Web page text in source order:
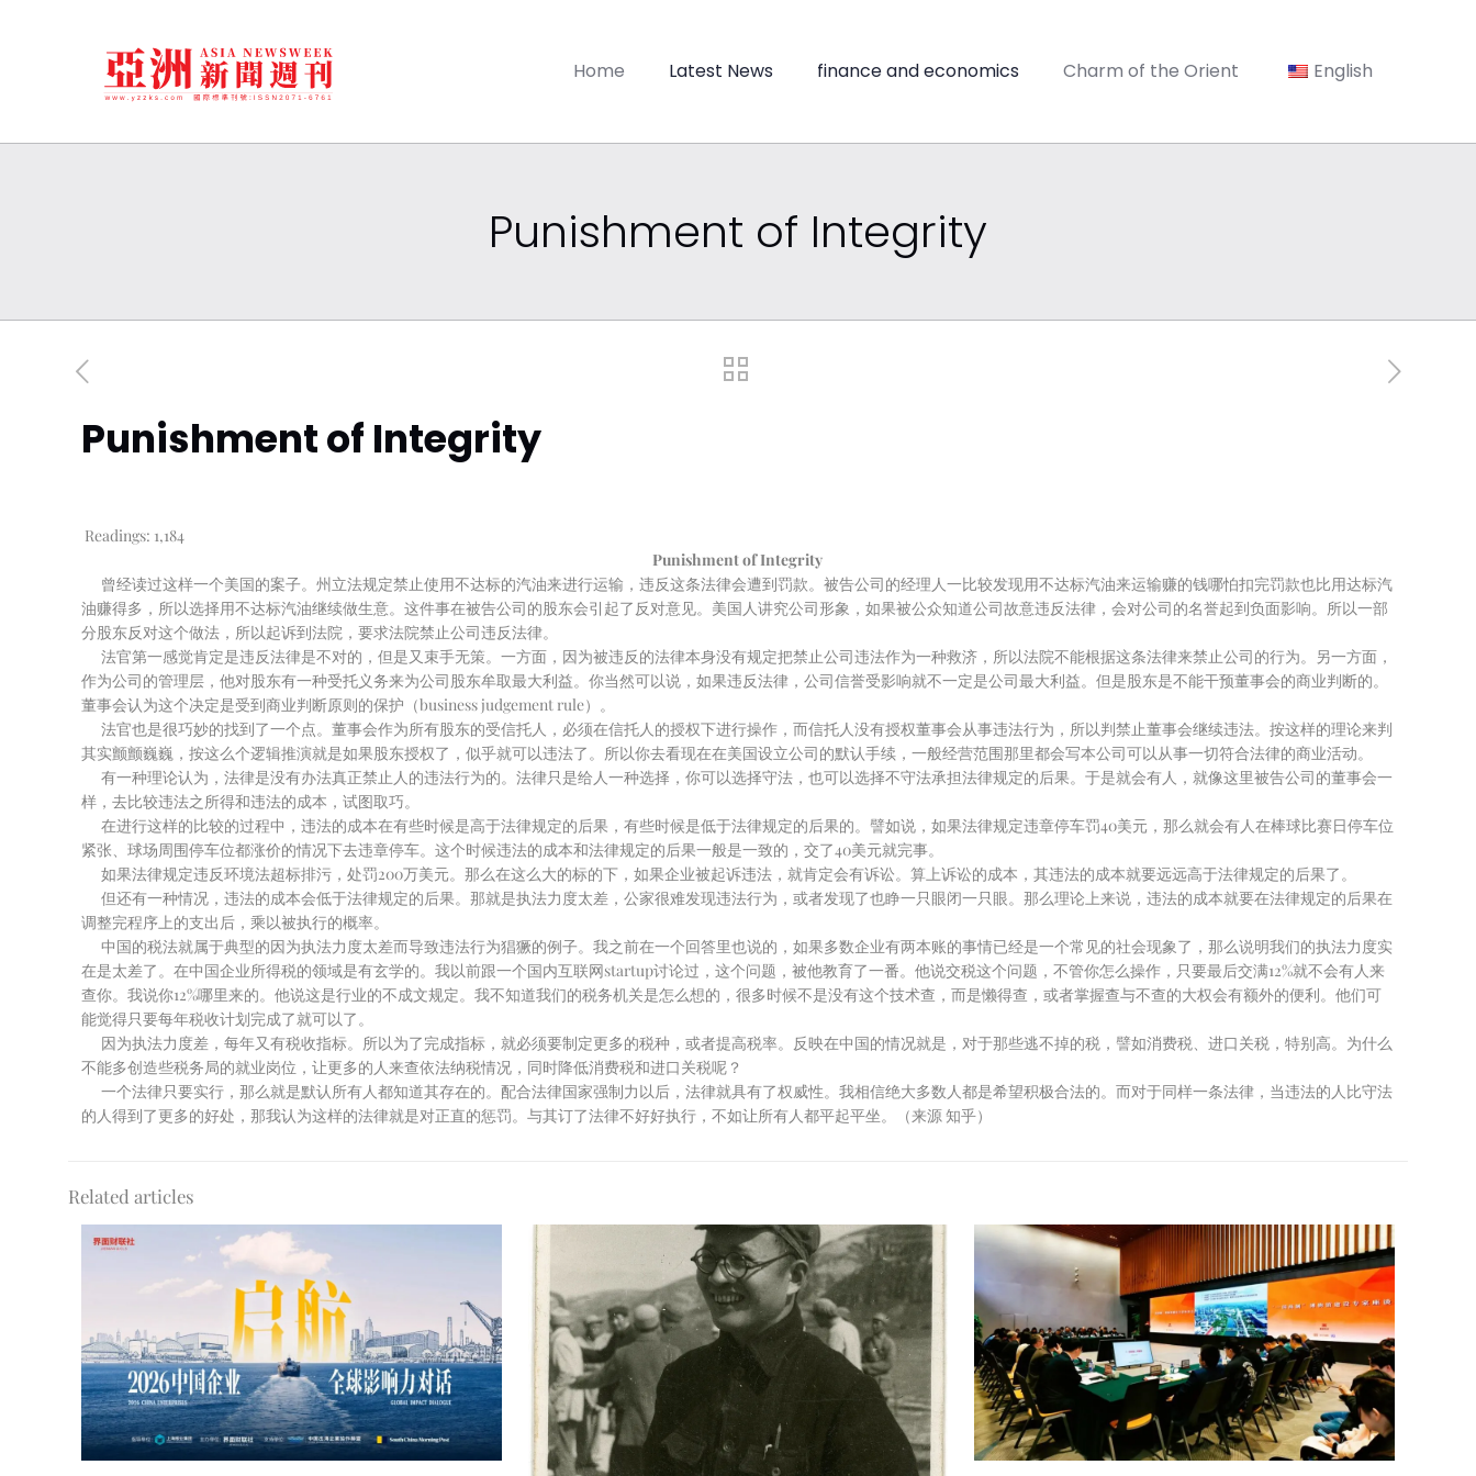
Home Latest News finance and economics Charm of the Orient English
Punishment of Integrity
Punishment of Integrity
Readings: 1,184
Punishment of Integrity
曾经读过这样一个美国的案子。州立法规定禁止使用不达标的汽油来进行运输，违反这条法律会遭到罚款。被告公司的经理人一比较发现用不达标汽油来运输赚的钱哪怕扣完罚款也比用达标汽
油赚得多，所以选择用不达标汽油继续做生意。这件事在被告公司的股东会引起了反对意见。美国人讲究公司形象，如果被公众知道公司故意违反法律，会对公司的名誉起到负面影响。所以一部
分股东反对这个做法，所以起诉到法院，要求法院禁止公司违反法律。
法官第一感觉肯定是违反法律是不对的，但是又束手无策。一方面，因为被违反的法律本身没有规定把禁止公司违法作为一种救济，所以法院不能根据这条法律来禁止公司的行为。另一方面，
作为公司的管理层，他对股东有一种受托义务来为公司股东牟取最大利益。你当然可以说，如果违反法律，公司信誉受影响就不一定是公司最大利益。但是股东是不能干预董事会的商业判断的。
董事会认为这个决定是受到商业判断原则的保护（business judgement rule）。
法官也是很巧妙的找到了一个点。董事会作为所有股东的受信托人，必须在信托人的授权下进行操作，而信托人没有授权董事会从事违法行为，所以判禁止董事会继续违法。按这样的理论来判
其实颤颤巍巍，按这么个逻辑推演就是如果股东授权了，似乎就可以违法了。所以你去看现在在美国设立公司的默认手续，一般经营范围那里都会写本公司可以从事一切符合法律的商业活动。
有一种理论认为，法律是没有办法真正禁止人的违法行为的。法律只是给人一种选择，你可以选择守法，也可以选择不守法承担法律规定的后果。于是就会有人，就像这里被告公司的董事会一
样，去比较违法之所得和违法的成本，试图取巧。
在进行这样的比较的过程中，违法的成本在有些时候是高于法律规定的后果，有些时候是低于法律规定的后果的。譬如说，如果法律规定违章停车罚40美元，那么就会有人在棒球比赛日停车位
紧张、球场周围停车位都涨价的情况下去违章停车。这个时候违法的成本和法律规定的后果一般是一致的，交了40美元就完事。
如果法律规定违反环境法超标排污，处罚200万美元。那么在这么大的标的下，如果企业被起诉违法，就肯定会有诉讼。算上诉讼的成本，其违法的成本就要远远高于法律规定的后果了。
但还有一种情况，违法的成本会低于法律规定的后果。那就是执法力度太差，公家很难发现违法行为，或者发现了也睁一只眼闭一只眼。那么理论上来说，违法的成本就要在法律规定的后果在
调整完程序上的支出后，乘以被执行的概率。
中国的税法就属于典型的因为执法力度太差而导致违法行为猖獗的例子。我之前在一个回答里也说的，如果多数企业有两本账的事情已经是一个常见的社会现象了，那么说明我们的执法力度实
在是太差了。在中国企业所得税的领域是有玄学的。我以前跟一个国内互联网startup讨论过，这个问题，被他教育了一番。他说交税这个问题，不管你怎么操作，只要最后交满12%就不会有人来
查你。我说你12%哪里来的。他说这是行业的不成文规定。我不知道我们的税务机关是怎么想的，很多时候不是没有这个技术查，而是懒得查，或者掌握查与不查的大权会有额外的便利。他们可
能觉得只要每年税收计划完成了就可以了。
因为执法力度差，每年又有税收指标。所以为了完成指标，就必须要制定更多的税种，或者提高税率。反映在中国的情况就是，对于那些逃不掉的税，譬如消费税、进口关税，特别高。为什么
不能多创造些税务局的就业岗位，让更多的人来查依法纳税情况，同时降低消费税和进口关税呢？
一个法律只要实行，那么就是默认所有人都知道其存在的。配合法律国家强制力以后，法律就具有了权威性。我相信绝大多数人都是希望积极合法的。而对于同样一条法律，当违法的人比守法
的人得到了更多的好处，那我认为这样的法律就是对正直的惩罚。与其订了法律不好好执行，不如让所有人都平起平坐。（来源 知乎）
Related articles